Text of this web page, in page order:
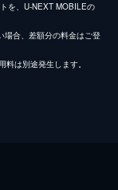
を、U-NEXT MOBILEの
場合、差額分の料金はご登
は別途発生します。